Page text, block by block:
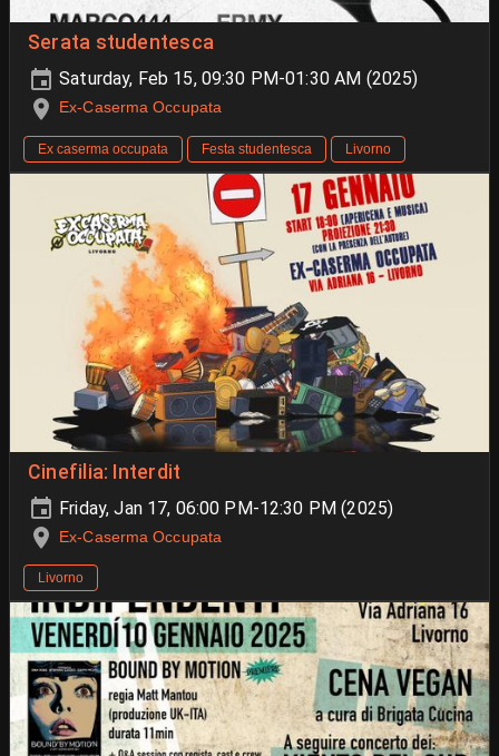
Serata studentesca
Saturday, Feb 15, 09:30 PM-01:30 AM (2025)
Ex-Caserma Occupata
Ex caserma occupata Festa studentesca Livorno
Cinefilia: Interdit
Friday, Jan 17, 06:00 PM-12:30 PM (2025)
Ex-Caserma Occupata
Livorno